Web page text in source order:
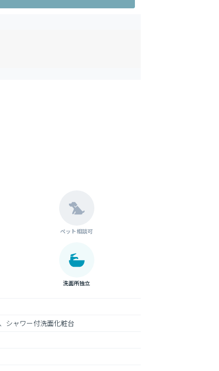
ペット相談可
洗面所独立
シャワー付洗面化粧台